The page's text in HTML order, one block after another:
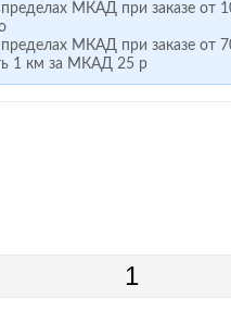
МКАД при заказе от
МКАД при заказе от
1 км за МКАД 25 р